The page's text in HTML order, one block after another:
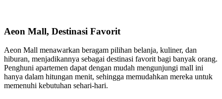
Aeon Mall, Destinasi Favorit
Aeon Mall menawarkan beragam pilihan belanja, kuliner, dan
hiburan, menjadikannya sebagai destinasi favorit bagi banyak orang.
Penghuni apartemen dapat dengan mudah mengunjungi mall ini
hanya dalam hitungan menit, sehingga memudahkan mereka untuk
memenuhi kebutuhan sehari-hari.